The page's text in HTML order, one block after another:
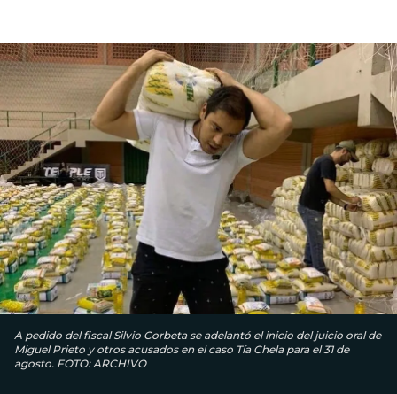
A pedido del fiscal Silvio Corbeta se adelantó el inicio del juicio oral de
Miguel Prieto y otros acusados en el caso Tía Chela para el 31 de
agosto. FOTO: ARCHIVO